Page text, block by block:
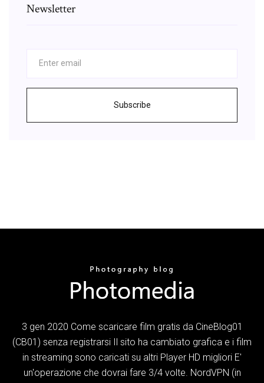
Newsletter
Subscribe
3 gen 2020 Come scaricare film gratis da CineBlog01
(CB01) senza registrarsi Il sito ha cambiato grafica e i film
in streaming sono caricati su altri Player HD migliori E'
un'operazione che dovrai fare 3/4 volte. NordVPN (in